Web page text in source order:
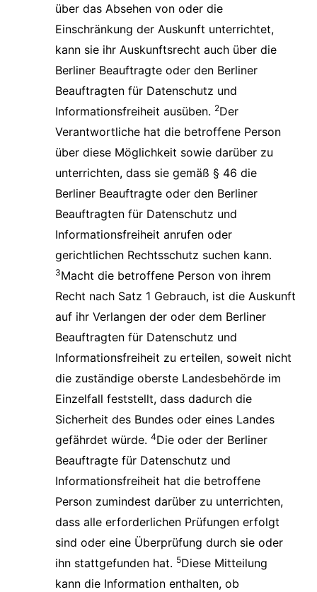
über das Absehen von oder die
Einschränkung der Auskunft unterrichtet,
kann sie ihr Auskunftsrecht auch über die
Berliner Beauftragte oder den Berliner
Beauftragten für Datenschutz und
Informationsfreiheit ausüben. 2Der
Verantwortliche hat die betroffene Person
über diese Möglichkeit sowie darüber zu
unterrichten, dass sie gemäß § 46 die
Berliner Beauftragte oder den Berliner
Beauftragten für Datenschutz und
Informationsfreiheit anrufen oder
gerichtlichen Rechtsschutz suchen kann.
3Macht die betroffene Person von ihrem
Recht nach Satz 1 Gebrauch, ist die Auskunft
auf ihr Verlangen der oder dem Berliner
Beauftragten für Datenschutz und
Informationsfreiheit zu erteilen, soweit nicht
die zuständige oberste Landesbehörde im
Einzelfall feststellt, dass dadurch die
Sicherheit des Bundes oder eines Landes
gefährdet würde. 4Die oder der Berliner
Beauftragte für Datenschutz und
Informationsfreiheit hat die betroffene
Person zumindest darüber zu unterrichten,
dass alle erforderlichen Prüfungen erfolgt
sind oder eine Überprüfung durch sie oder
ihn stattgefunden hat. 5Diese Mitteilung
kann die Information enthalten, ob